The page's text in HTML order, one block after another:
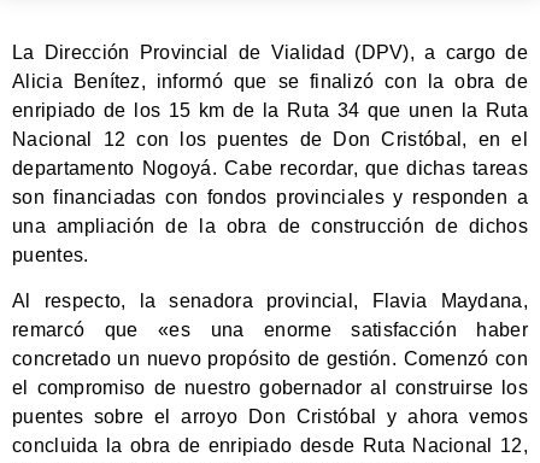
La Dirección Provincial de Vialidad (DPV), a cargo de
Alicia Benítez, informó que se finalizó con la obra de
enripiado de los 15 km de la Ruta 34 que unen la Ruta
Nacional 12 con los puentes de Don Cristóbal, en el
departamento Nogoyá. Cabe recordar, que dichas tareas
son financiadas con fondos provinciales y responden a
una ampliación de la obra de construcción de dichos
puentes.
Al respecto, la senadora provincial, Flavia Maydana,
remarcó que «es una enorme satisfacción haber
concretado un nuevo propósito de gestión. Comenzó con
el compromiso de nuestro gobernador al construirse los
puentes sobre el arroyo Don Cristóbal y ahora vemos
concluida la obra de enripiado desde Ruta Nacional 12,